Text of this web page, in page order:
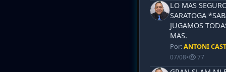
LO MAS
SARATOGA
JUGAMOS
MAS.
Por:ANTONI
07/08• 77